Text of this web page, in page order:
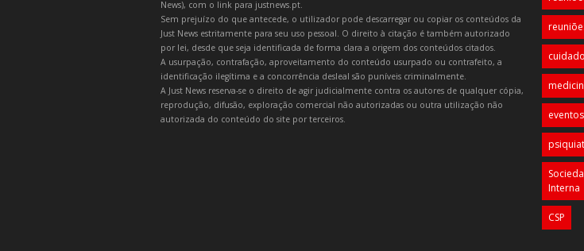
News), com o link para justnews.pt.
Sem prejuízo do que antecede, o utilizador pode descarregar ou copiar os conteúdos da
Just News estritamente para seu uso pessoal. O direito à citação é também autorizado
por lei, desde que seja identificada de forma clara a origem dos conteúdos citados.
A usurpação, contrafação, aproveitamento do conteúdo usurpado ou contrafeito, a
identificação ilegítima e a concorrência desleal são puníveis criminalmente.
A Just News reserva-se o direito de agir judicialmente contra os autores de qualquer cópia,
reprodução, difusão, exploração comercial não autorizadas ou outra utilização não
autorizada do conteúdo do site por terceiros.
Interna
CSP